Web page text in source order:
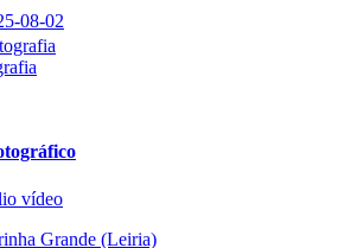
08-02
vídeo
Grande (Leiria)